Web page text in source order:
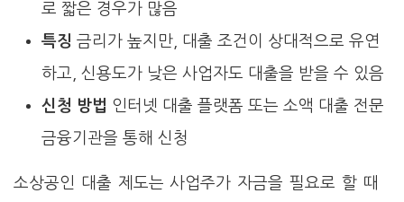
로 짧은 경우가 많음
특징 금리가 높지만, 대출 조건이 상대적으로 유연
하고, 신용도가 낮은 사업자도 대출을 받을 수 있음
신청 방법 인터넷 대출 플랫폼 또는 소액 대출 전문
금융기관을 통해 신청
소상공인 대출 제도는 사업주가 자금을 필요로 할 때